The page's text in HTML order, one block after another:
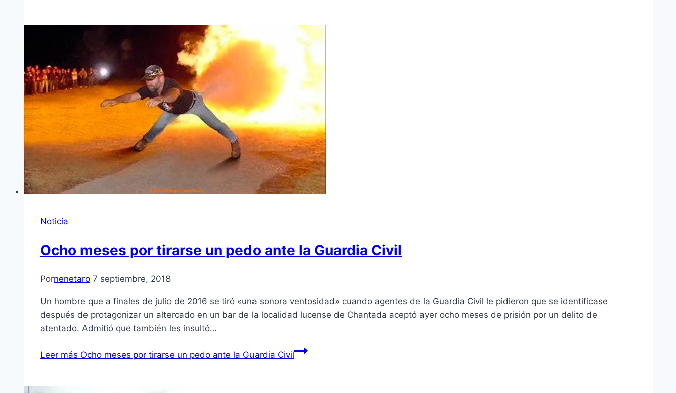
Noticia
Ocho meses por tirarse un pedo ante la Guardia Civil
Pornenetaro 7 septiembre, 2018
Un hombre que a finales de julio de 2016 se tiró «una sonora ventosidad» cuando agentes de la Guardia Civil le pidieron que se identificase
después de protagonizar un altercado en un bar de la localidad lucense de Chantada aceptó ayer ocho meses de prisión por un delito de
atentado. Admitió que también les insultó…
Leer más Ocho meses por tirarse un pedo ante la Guardia Civil